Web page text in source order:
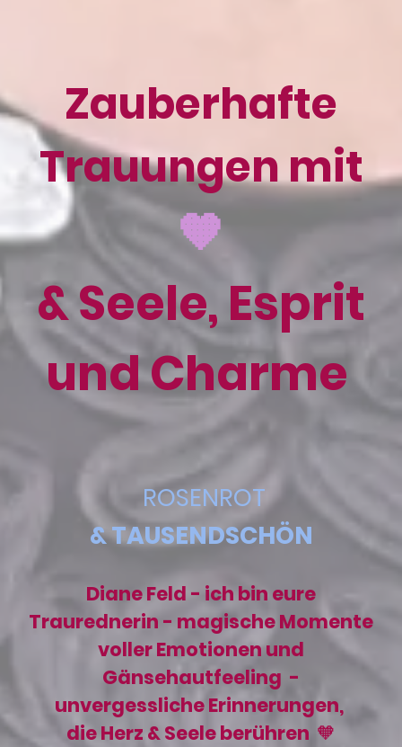
Zauberhafte
Trauungen mit
🧡
& Seele, Esprit
und Charme
ROSENROT
& TAUSENDSCHÖN
Diane Feld - ich bin eure
Traurednerin - magische Momente
voller Emotionen und
Gänsehautfeeling -
unvergessliche Erinnerungen,
die Herz & Seele berühren 🧡